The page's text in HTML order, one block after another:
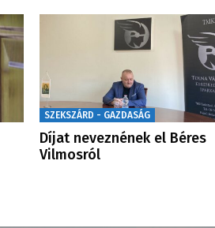
SZEKSZÁRD - GAZDASÁG
Díjat neveznének el Béres
Vilmosról